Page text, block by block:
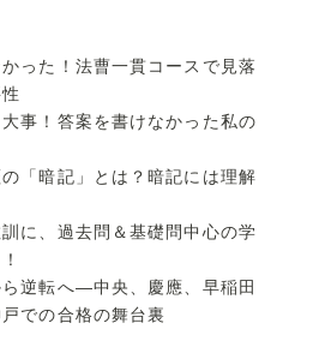
った！法曹一貫コースで見落
事！答案を書けなかった私の
「暗記」とは？暗記には理解
に、過去問＆基礎問中心の学
ら逆転へ―中央、慶應、早稲田
での合格の舞台裏